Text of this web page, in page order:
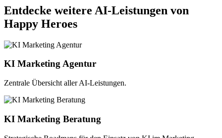
Entdecke weitere AI-Leistungen von
Happy Heroes
KI Marketing Agentur
Zentrale Übersicht aller AI-Leistungen.
KI Marketing Beratung